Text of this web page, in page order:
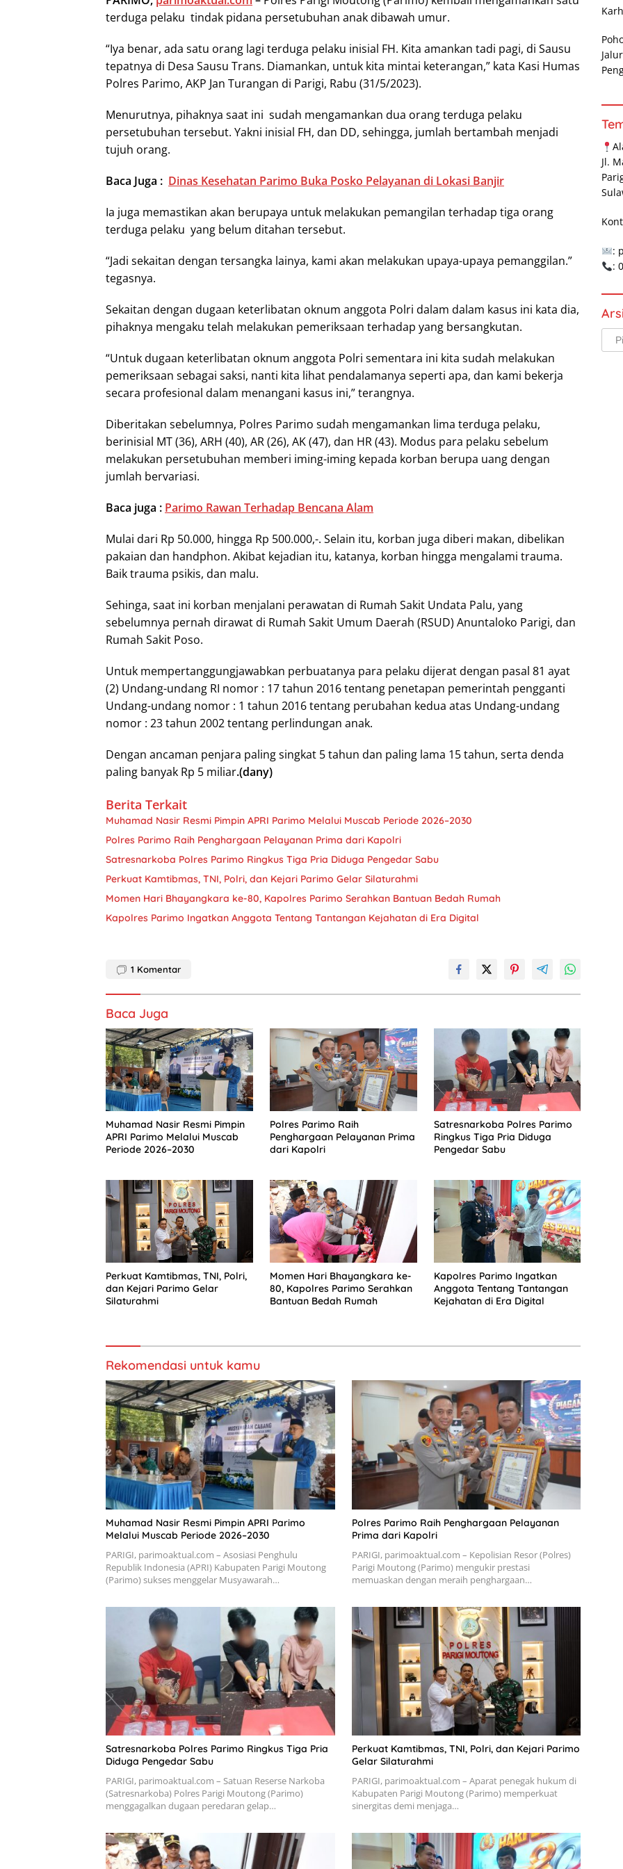
terduga pelaku tindak pidana persetubuhan anak dibawah umur.
“Iya benar, ada satu orang lagi terduga pelaku inisial FH. Kita amankan tadi pagi, di Sausu
tepatnya di Desa Sausu Trans. Diamankan, untuk kita mintai keterangan,” kata Kasi Humas
Polres Parimo, AKP Jan Turangan di Parigi, Rabu (31/5/2023).
Menurutnya, pihaknya saat ini sudah mengamankan dua orang terduga pelaku
persetubuhan tersebut. Yakni inisial FH, dan DD, sehingga, jumlah bertambah menjadi
tujuh orang.
Baca Juga : Dinas Kesehatan Parimo Buka Posko Pelayanan di Lokasi Banjir
Ia juga memastikan akan berupaya untuk melakukan pemangilan terhadap tiga orang
terduga pelaku yang belum ditahan tersebut.
“Jadi sekaitan dengan tersangka lainya, kami akan melakukan upaya-upaya pemanggilan.”
tegasnya.
Sekaitan dengan dugaan keterlibatan oknum anggota Polri dalam dalam kasus ini kata dia,
pihaknya mengaku telah melakukan pemeriksaan terhadap yang bersangkutan.
“Untuk dugaan keterlibatan oknum anggota Polri sementara ini kita sudah melakukan
pemeriksaan sebagai saksi, nanti kita lihat pendalamanya seperti apa, dan kami bekerja
secara profesional dalam menangani kasus ini,” terangnya.
Diberitakan sebelumnya, Polres Parimo sudah mengamankan lima terduga pelaku,
berinisial MT (36), ARH (40), AR (26), AK (47), dan HR (43). Modus para pelaku sebelum
melakukan persetubuhan memberi iming-iming kepada korban berupa uang dengan
jumlah bervariasi.
Baca juga : Parimo Rawan Terhadap Bencana Alam
Mulai dari Rp 50.000, hingga Rp 500.000,-. Selain itu, korban juga diberi makan, dibelikan
pakaian dan handphon. Akibat kejadian itu, katanya, korban hingga mengalami trauma.
Baik trauma psikis, dan malu.
Sehinga, saat ini korban menjalani perawatan di Rumah Sakit Undata Palu, yang
sebelumnya pernah dirawat di Rumah Sakit Umum Daerah (RSUD) Anuntaloko Parigi, dan
Rumah Sakit Poso.
Untuk mempertanggungjawabkan perbuatanya para pelaku dijerat dengan pasal 81 ayat
(2) Undang-undang RI nomor : 17 tahun 2016 tentang penetapan pemerintah pengganti
Undang-undang nomor : 1 tahun 2016 tentang perubahan kedua atas Undang-undang
nomor : 23 tahun 2002 tentang perlindungan anak.
Dengan ancaman penjara paling singkat 5 tahun dan paling lama 15 tahun, serta denda
paling banyak Rp 5 miliar.(dany)
Berita Terkait
Muhamad Nasir Resmi Pimpin APRI Parimo Melalui Muscab Periode 2026–2030
Polres Parimo Raih Penghargaan Pelayanan Prima dari Kapolri
Satresnarkoba Polres Parimo Ringkus Tiga Pria Diduga Pengedar Sabu
Perkuat Kamtibmas, TNI, Polri, dan Kejari Parimo Gelar Silaturahmi
Momen Hari Bhayangkara ke-80, Kapolres Parimo Serahkan Bantuan Bedah Rumah
Kapolres Parimo Ingatkan Anggota Tentang Tantangan Kejahatan di Era Digital
1 Komentar
Baca Juga
Muhamad Nasir Resmi Pimpin
APRI Parimo Melalui Muscab
Periode 2026–2030
Polres Parimo Raih
Penghargaan Pelayanan Prima
dari Kapolri
Satresnarkoba Polres Parimo
Ringkus Tiga Pria Diduga
Pengedar Sabu
Perkuat Kamtibmas, TNI, Polri,
dan Kejari Parimo Gelar
Silaturahmi
Momen Hari Bhayangkara ke-
80, Kapolres Parimo Serahkan
Bantuan Bedah Rumah
Kapolres Parimo Ingatkan
Anggota Tentang Tantangan
Kejahatan di Era Digital
Rekomendasi untuk kamu
Muhamad Nasir Resmi Pimpin APRI Parimo
Melalui Muscab Periode 2026–2030
PARIGI, parimoaktual.com – Asosiasi Penghulu
Republik Indonesia (APRI) Kabupaten Parigi Moutong
(Parimo) sukses menggelar Musyawarah…
Polres Parimo Raih Penghargaan Pelayanan
Prima dari Kapolri
PARIGI, parimoaktual.com – Kepolisian Resor (Polres)
Parigi Moutong (Parimo) mengukir prestasi
memuaskan dengan meraih penghargaan…
Satresnarkoba Polres Parimo Ringkus Tiga Pria
Diduga Pengedar Sabu
PARIGI, parimoaktual.com – Satuan Reserse Narkoba
(Satresnarkoba) Polres Parigi Moutong (Parimo)
menggagalkan dugaan peredaran gelap…
Perkuat Kamtibmas, TNI, Polri, dan Kejari Parimo
Gelar Silaturahmi
PARIGI, parimoaktual.com – Aparat penegak hukum di
Kabupaten Parigi Moutong (Parimo) memperkuat
sinergitas demi menjaga…
Jl.
:
: